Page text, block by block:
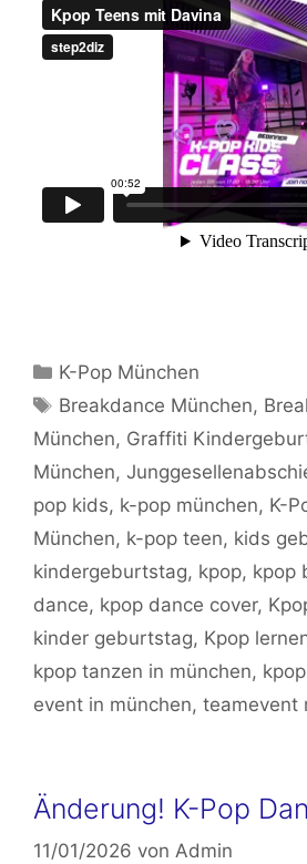
Kategorien
K-Pop München
Schlagwörter
Breakdance München,
München, Graffiti
München,
pop kids, k-pop münchen, K-
München, k-pop teen, kids
kindergeburtstag, kpop, kpop
dance, kpop dance cover,
kinder geburtstag, Kpop
kpop tanzen in münchen,
event in münchen, teamevent
Änderung! K-Pop
11/01/2026 von Admin